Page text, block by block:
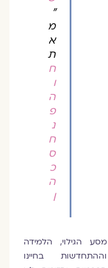
מ
א
ת
ח
ה
פ
ח
ס
כ
ה
מסע הגילוי, הלמידה
וההתחדשות בחיינו